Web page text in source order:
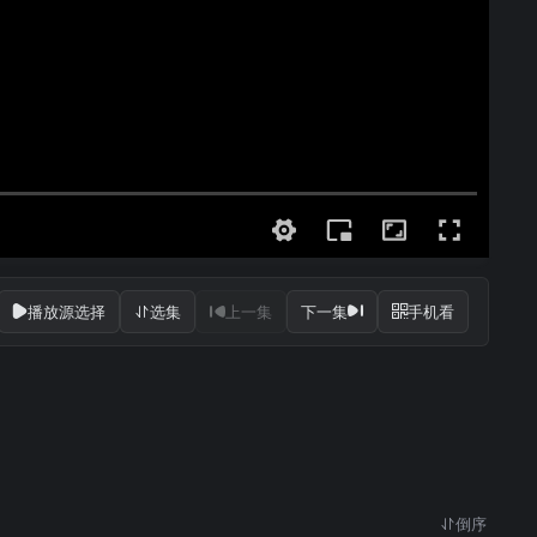
播放源选择 选集 上一集 下一集 手机看
倒序